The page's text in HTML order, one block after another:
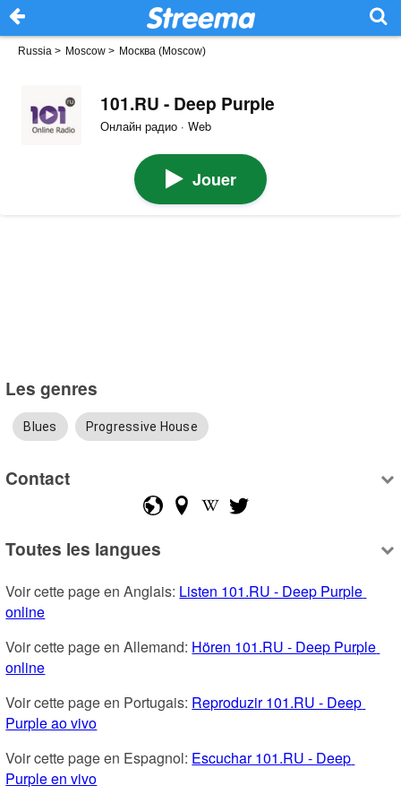
Russia > Moscow > Москва (Moscow)
101.RU - Deep Purple
Онлайн радио · Web
Jouer
Les genres
Blues Progressive House
Contact
Toutes les langues
Voir cette page en Anglais: Listen 101.RU - Deep Purple
online
Voir cette page en Allemand: Hören 101.RU - Deep Purple
online
Voir cette page en Portugais: Reproduzir 101.RU - Deep
Purple ao vivo
Voir cette page en Espagnol: Escuchar 101.RU - Deep
Purple en vivo